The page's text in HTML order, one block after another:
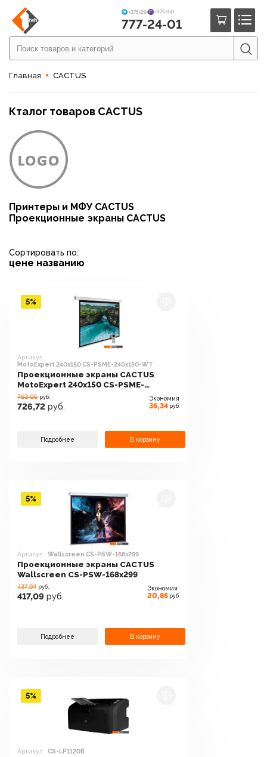
+375 (29) +375 (44)
777-24-01
Главная CACTUS
Кталог товаров CACTUS
Принтеры и МФУ CACTUS
Проекционные экраны CACTUS
Сортировать по:
цене названию
Артикул:
MotoExpert 240x150 CS-PSME-240x150-WT
Проекционные экраны CACTUS
MotoExpert 240x150 CS-PSME-
240x150-WT
763.06 руб.
726,72 руб.
Экономия
36,34 руб.
Подробнее В корзину
5%
Артикул: Wallscreen CS-PSW-168x299
Проекционные экраны CACTUS
Wallscreen CS-PSW-168x299
437.94 руб.
417,09 руб.
Экономия
20,85 руб.
Подробнее В корзину
5%
Артикул: CS-LP1120B
5%